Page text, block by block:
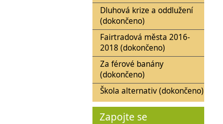
Dluhová krize a oddlužení
(dokončeno)
Fairtradová města 2016-
2018 (dokončeno)
Za férové banány
(dokončeno)
Škola alternativ (dokončeno)
Zapojte se